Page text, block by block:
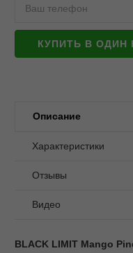
КУПИТЬ В ОДИН
Описание
Характеристики
Отзывы
Видео
BLACK LIMIT Mango